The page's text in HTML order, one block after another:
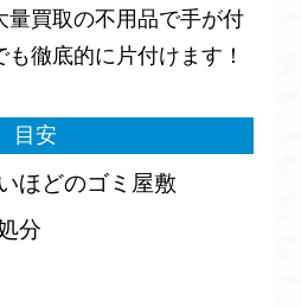
量買取の不用品で手が付
徹底的に片付けます！
目安
ほどのゴミ屋敷
分